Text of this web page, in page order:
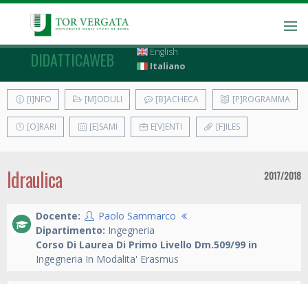
DIDATTICAWEB
English
Italiano
[I]NFO [M]ODULI [B]ACHECA [P]ROGRAMMA
[O]RARI [E]SAMI E[V]ENTI [F]ILES
Idraulica 2017/2018
Docente:
Paolo Sammarco
Dipartimento: Ingegneria
Corso Di Laurea Di Primo Livello Dm.509/99 in
Ingegneria In Modalita' Erasmus